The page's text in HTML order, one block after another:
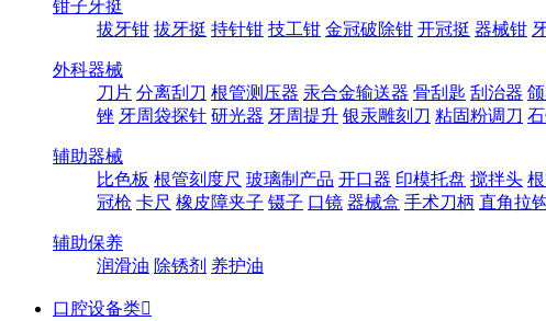
钳子牙挺
拔牙钳 拔牙挺 持针钳 技工钳 金冠破除钳 开冠挺 器械钳
外科器械
刀片 分离刮刀 根管测压器 汞合金输送器 骨刮匙 刮治器
锉 牙周袋探针 研光器 牙周提升 银汞雕刻刀 粘固粉调刀
辅助器械
比色板 根管刻度尺 玻璃制产品 开口器 印模托盘 搅拌头
冠枪 卡尺 橡皮障夹子 镊子 口镜 器械盒 手术刀柄 直角拉
辅助保养
润滑油 除锈剂 养护油
口腔设备类